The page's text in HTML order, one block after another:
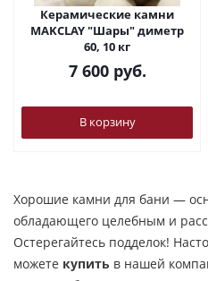
Керамические камни
MAKCLAY "Шары" диметр
60, 10 кг
7 600руб.
В корзину
Хорошие камни для бани —
обладающего целебным и
Остерегайтесь подделок!
можете купить в нашей